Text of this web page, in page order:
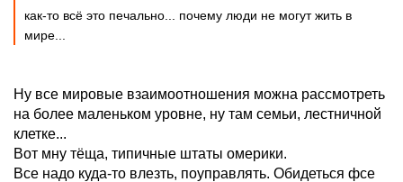
как-то всё это печально... почему люди не могут жить в
мире...
Ну все мировые взаимоотношения можна рассмотреть
на более маленьком уровне, ну там семьи, лестничной
клетке...
Вот мну тёща, типичные штаты омерики.
Все надо куда-то влезть, поуправлять. Обидеться фсе